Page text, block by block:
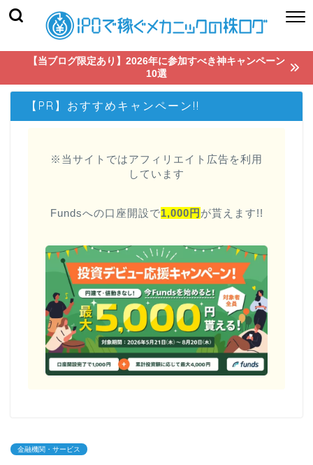
【当ブログ限定あり】2026年に参加すべき神キャンペーン
10選
【PR】おすすめキャンペーン!!
※当サイトではアフィリエイト広告を利用
しています
Fundsへの口座開設で1,000円 が貰えます!!
金融機関・サービス